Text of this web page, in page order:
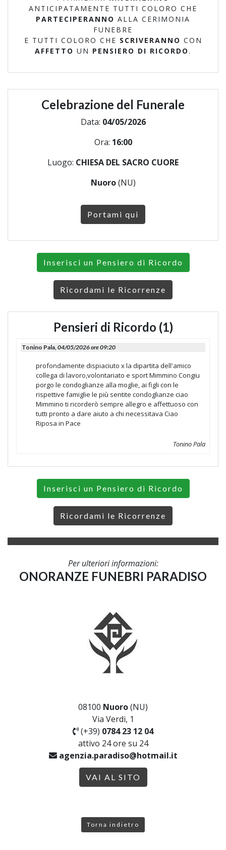
ANTICIPATAMENTE TUTTI COLORO CHE
PARTECIPERANNO ALLA CERIMONIA
FUNEBRE
E TUTTI COLORO CHE SCRIVERANNO CON
AFFETTO UN PENSIERO DI RICORDO .
Celebrazione del Funerale
Data: 04/05/2026
Ora: 16:00
Luogo: CHIESA DEL SACRO CUORE
Nuoro(NU)
Portami qui
Inserisci un Pensiero di Ricordo
Ricordami le Ricorrenze
Pensieri di Ricordo (1)
Tonino Pala,04/05/2026 ore 09:20
profondamente dispiaciuto x la dipartita dell'amico
collega di lavoro,volontariato e sport Mimmino Congiu
porgo le condoglianze alla moglie, ai figli con le
rispettive famiglie le più sentite condoglianze ciao
Mimmino ti ricorderò sempre allegro e affettuoso con
tutti pronto a dare aiuto a chi necessitava Ciao
Riposa in Pace
Tonino Pala
Inserisci un Pensiero di Ricordo
Ricordami le Ricorrenze
Per ulteriori informazioni:
ONORANZE FUNEBRI PARADISO
08100 Nuoro(NU)
Via Verdi, 1
(+39) 0784 23 12 04
attivo 24 ore su 24
agenzia.paradiso@hotmail.it
VAI AL SITO
Torna indietro